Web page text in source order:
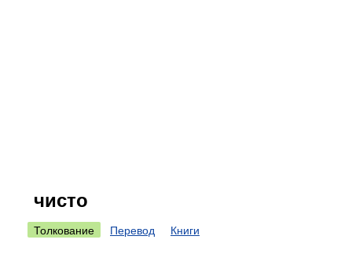
чисто
Толкование Перевод Книги